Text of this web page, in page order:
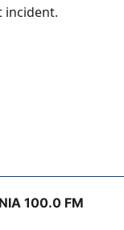
incident.
100.0 FM